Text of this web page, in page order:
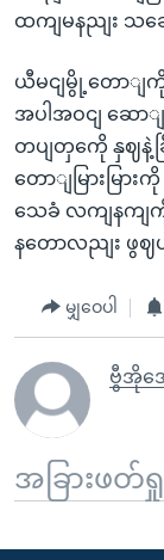
ထကျမနညျး သဆ
ယီမငျမွို့တောျကို
အပါအဝငျ ဆော
တပျတှကေို နှဈနဲ့ခ
တောျမြားမြာ
သေခံ လကျနကျ
နတောလညျး ဖွဈ
မျှဝေပါ
ဗွီအိုအေ
အခြားဖတ်ရှု